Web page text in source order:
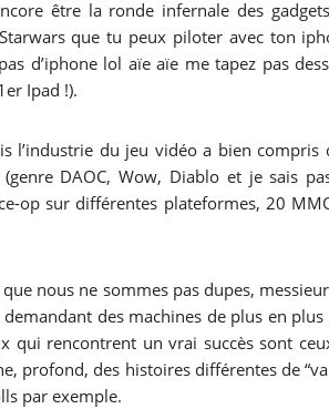
être la ronde infernale des
que tu peux piloter avec ton
d’iphone lol aïe aïe me tapez pas
Ipad !).
l’industrie du jeu vidéo a bien
(genre DAOC, Wow, Diablo et je sais
op sur différentes plateformes, 20
que nous ne sommes pas dupes,
des machines de plus en
qui rencontrent un vrai succès sont
profond, des histoires différentes de
par exemple.